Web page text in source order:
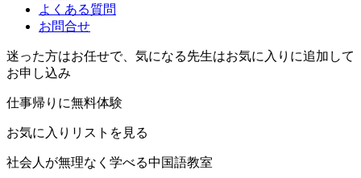
よくある質問
お問合せ
迷った方はお任せで、気になる先生はお気に入りに追加して
お申し込み
仕事帰りに無料体験
お気に入りリストを見る
社会人が無理なく学べる中国語教室